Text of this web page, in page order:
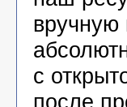
вручную
с
после